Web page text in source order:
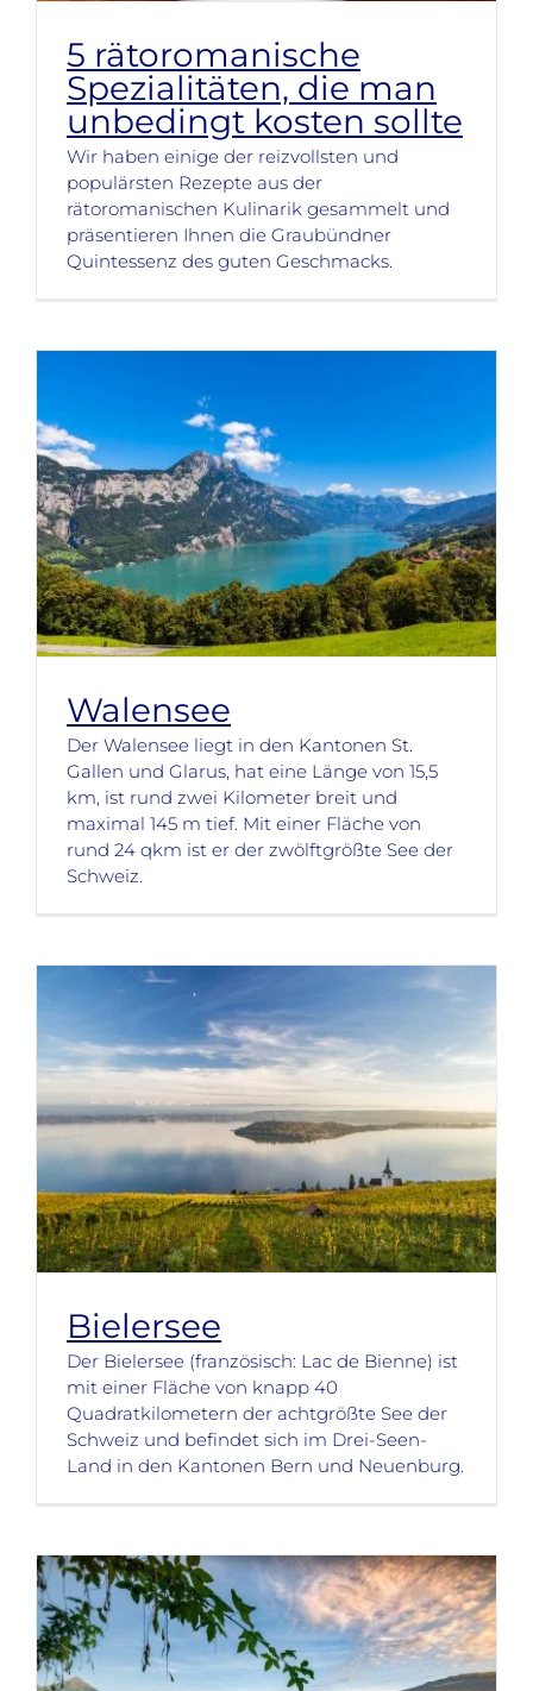
5 rätoromanische
Spezialitäten, die man
unbedingt kosten sollte
Wir haben einige der reizvollsten und
populärsten Rezepte aus der
rätoromanischen Kulinarik gesammelt und
präsentieren Ihnen die Graubündner
Quintessenz des guten Geschmacks.
Walensee
Der Walensee liegt in den Kantonen St.
Gallen und Glarus, hat eine Länge von 15,5
km, ist rund zwei Kilometer breit und
maximal 145 m tief. Mit einer Fläche von
rund 24 qkm ist er der zwölftgrößte See der
Schweiz.
Bielersee
Der Bielersee (französisch: Lac de Bienne) ist
mit einer Fläche von knapp 40
Quadratkilometern der achtgrößte See der
Schweiz und befindet sich im Drei-Seen-
Land in den Kantonen Bern und Neuenburg.